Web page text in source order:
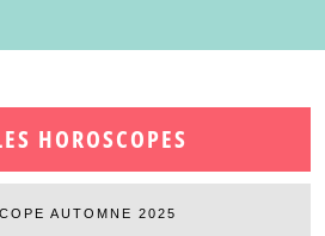
HOROSCOPES
AUTOMNE 2025